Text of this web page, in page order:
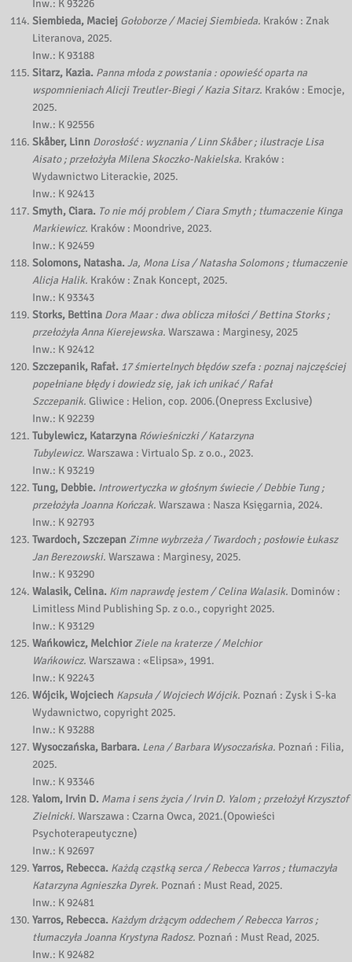
Inw.: K 93226
Siembieda, Maciej Gołoborze / Maciej Siembieda. Kraków : Znak
Literanova, 2025.
Inw.: K 93188
Sitarz, Kazia. Panna młoda z powstania : opowieść oparta na
wspomnieniach Alicji Treutler-Biegi / Kazia Sitarz. Kraków : Emocje,
2025.
Inw.: K 92556
Skåber, Linn Dorosłość : wyznania / Linn Skåber ; ilustracje Lisa
Aisato ; przełożyła Milena Skoczko-Nakielska. Kraków :
Wydawnictwo Literackie, 2025.
Inw.: K 92413
Smyth, Ciara. To nie mój problem / Ciara Smyth ; tłumaczenie Kinga
Markiewicz. Kraków : Moondrive, 2023.
Inw.: K 92459
Solomons, Natasha. Ja, Mona Lisa / Natasha Solomons ; tłumaczenie
Alicja Halik. Kraków : Znak Koncept, 2025.
Inw.: K 93343
Storks, Bettina Dora Maar : dwa oblicza miłości / Bettina Storks ;
przełożyła Anna Kierejewska.Warszawa : Marginesy, 2025
Inw.: K 92412
Szczepanik, Rafał. 17 śmiertelnych błędów szefa : poznaj najczęściej
popełniane błędy i dowiedz się, jak ich unikać / Rafał
Szczepanik.Gliwice : Helion, cop. 2006.(Onepress Exclusive)
Inw.: K 92239
Tubylewicz, Katarzyna Rówieśniczki / Katarzyna
Tubylewicz.Warszawa : Virtualo Sp. z o.o., 2023.
Inw.: K 93219
Tung, Debbie. Introwertyczka w głośnym świecie / Debbie Tung ;
przełożyła Joanna Kończak.Warszawa : Nasza Księgarnia, 2024.
Inw.: K 92793
Twardoch, Szczepan Zimne wybrzeża / Twardoch ; posłowie Łukasz
Jan Berezowski.Warszawa : Marginesy, 2025.
Inw.: K 93290
Walasik, Celina. Kim naprawdę jestem / Celina Walasik. Dominów :
Limitless Mind Publishing Sp. z o.o., copyright 2025.
Inw.: K 93129
Wańkowicz, MelchiorZiele na kraterze / Melchior
Wańkowicz.Warszawa : «Elipsa», 1991.
Inw.: K 92243
Wójcik, Wojciech Kapsuła / Wojciech Wójcik. Poznań : Zysk i S-ka
Wydawnictwo, copyright 2025.
Inw.: K 93288
Wysoczańska, Barbara. Lena / Barbara Wysoczańska. Poznań : Filia,
2025.
Inw.: K 93346
Yalom, Irvin D. Mama i sens życia / Irvin D. Yalom ; przełożył Krzysztof
Zielnicki.Warszawa : Czarna Owca, 2021.(Opowieści
Psychoterapeutyczne)
Inw.: K 92697
Yarros, Rebecca. Każdą cząstką serca / Rebecca Yarros ; tłumaczyła
Katarzyna Agnieszka Dyrek. Poznań : Must Read, 2025.
Inw.: K 92481
Yarros, Rebecca. Każdym drżącym oddechem / Rebecca Yarros ;
tłumaczyła Joanna Krystyna Radosz. Poznań : Must Read, 2025.
Inw.: K 92482